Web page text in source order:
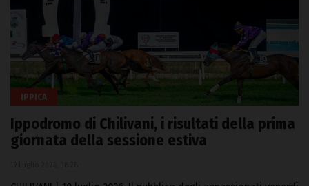
IPPICA
Ippodromo di Chilivani, i risultati della prima
giornata della sessione estiva